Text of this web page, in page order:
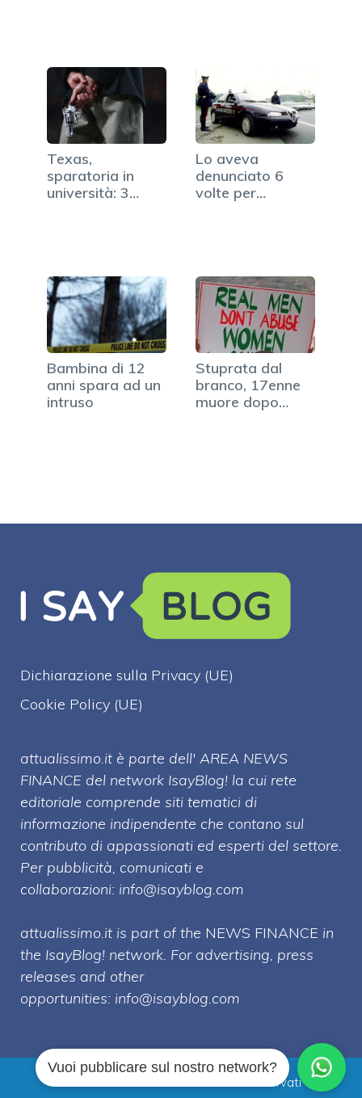
Texas,
sparatoria in
università: 3
Lo aveva
denunciato 6
volte per
Bambina di 12
anni spara ad un
intruso
Stuprata dal
branco, 17enne
muore dopo
Dichiarazione sulla Privacy (UE)
Cookie Policy (UE)
attualissimo.it è parte dell' AREA NEWS
FINANCE del network IsayBlog! la cui rete
editoriale comprende siti tematici di
informazione indipendente che contano sul
contributo di appassionati ed esperti del settore.
Per pubblicità, comunicati e
collaborazioni: info@isayblog.com
attualissimo.it is part of the NEWS FINANCE in
the IsayBlog! network. For advertising, press
releases and other
opportunities: info@isayblog.com
Attualissimo.it © 2026 Tutti i diritti riservati
Vuoi pubblicare sul nostro network?